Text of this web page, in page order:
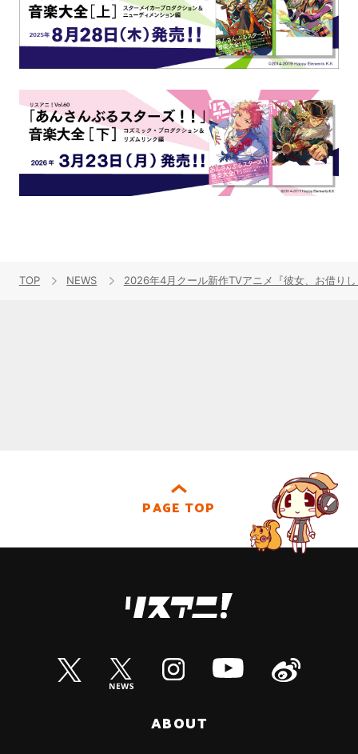
TOP NEWS 2026年4月クール新作TVアニメ『彼女、お借り
PAGE TOP
ABOUT